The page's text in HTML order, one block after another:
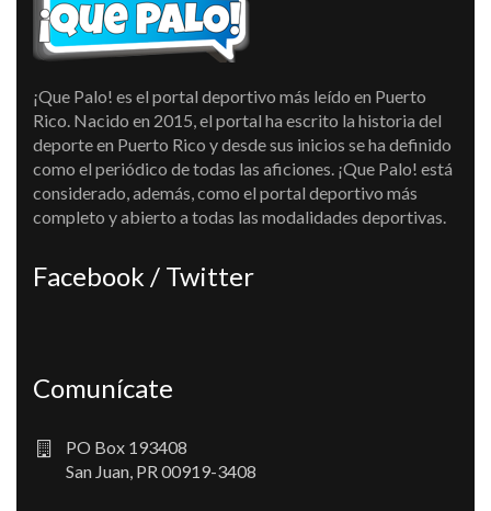
¡Que Palo! es el portal deportivo más leído en Puerto
Rico. Nacido en 2015, el portal ha escrito la historia del
deporte en Puerto Rico y desde sus inicios se ha definido
como el periódico de todas las aficiones. ¡Que Palo! está
considerado, además, como el portal deportivo más
completo y abierto a todas las modalidades deportivas.
Facebook / Twitter
Comunícate
PO Box 193408
San Juan, PR 00919-3408